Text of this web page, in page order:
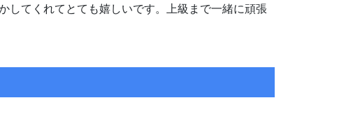
してくれてとても嬉しいです。上級まで一緒に頑張